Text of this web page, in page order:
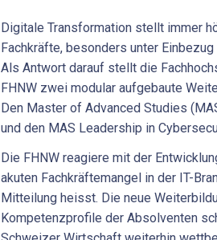
Digitale Transformation stellt immer
Fachkräfte, besonders unter
Als Antwort darauf stellt die
FHNW zwei modular aufgebaute
Den Master of Advanced Studies
und den MAS Leadership in
Die FHNW reagiere mit der
akuten Fachkräftemangel in der IT-
Mitteilung heisst. Die neue
Kompetenzprofile der Absolventen